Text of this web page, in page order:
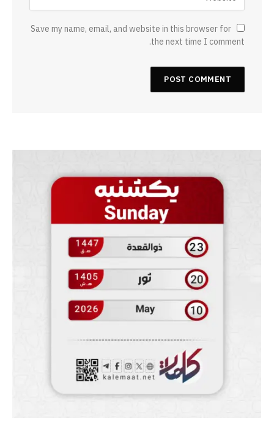
Save my name, email, and website in this browser for
the next time I comment.